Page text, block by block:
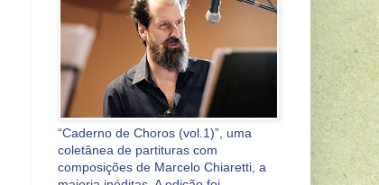
“Caderno de Choros (vol.1)”, uma
coletânea de partituras com
composições de Marcelo Chiaretti, a